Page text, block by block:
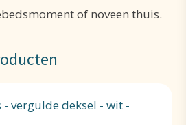
of noveen thuis.